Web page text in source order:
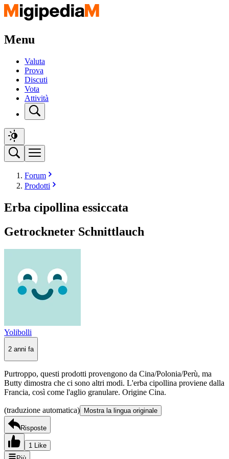
Menu
Valuta
Prova
Discuti
Vota
Attività
Forum
Prodotti
Erba cipollina essiccata
Getrockneter Schnittlauch
Yolibolli
2 anni fa
Purtroppo, questi prodotti provengono da Cina/Polonia/Perù, ma
Butty dimostra che ci sono altri modi. L'erba cipollina proviene dalla
Francia, così come l'aglio granulare. Origine Cina.
(traduzione automatica) Mostra la lingua originale
Risposte
1 Like